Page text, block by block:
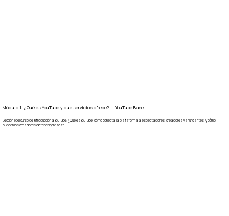
Módulo 1: ¿Qué es YouTube y qué servicios ofrece? — YouTube Base
Lección 1 del curso de Introducción a YouTube: ¿Qué es YouTube, cómo conecta la plataforma a espectadores, creadores y anunciantes, y cómo
pueden los creadores obtener ingresos?